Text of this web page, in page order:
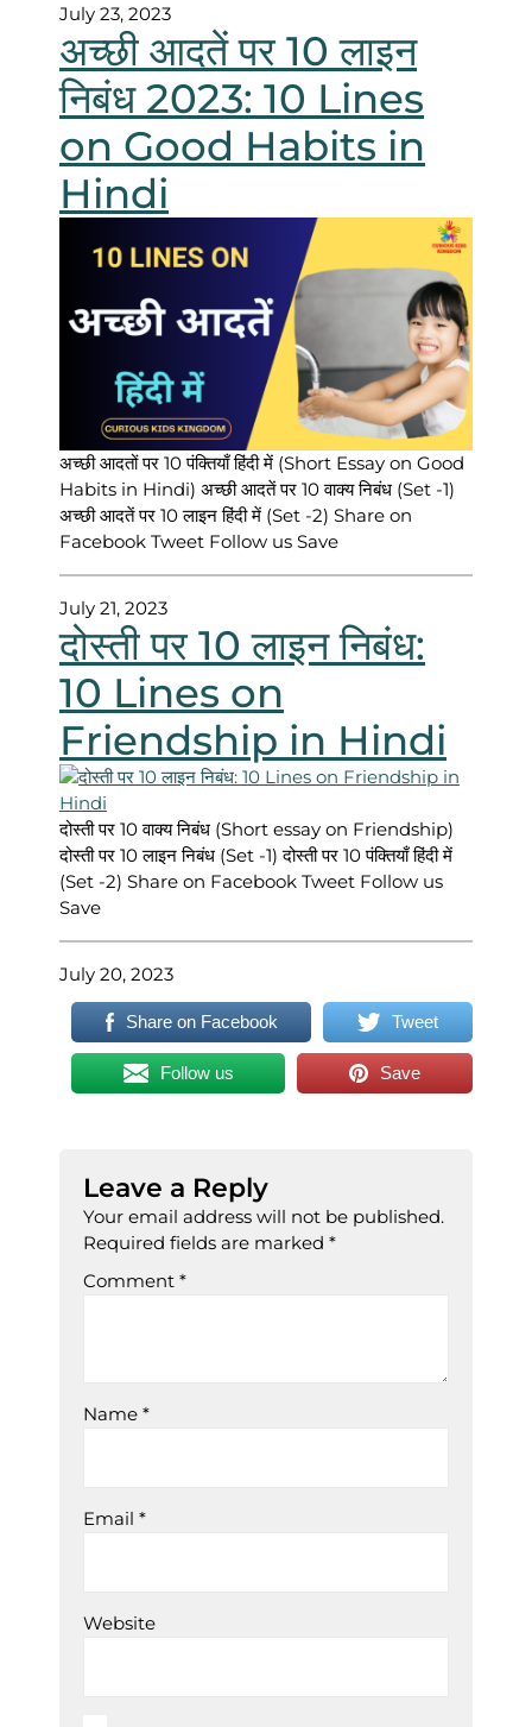
July 23, 2023
अच्छी आदतें पर 10 लाइन
निबंध 2023: 10 Lines
on Good Habits in
Hindi
अच्छी आदतों पर 10 पंक्तियाँ हिंदी में (Short Essay on Good
Habits in Hindi) अच्छी आदतें पर 10 वाक्य निबंध (Set -1)
अच्छी आदतें पर 10 लाइन हिंदी में (Set -2) Share on
Facebook Tweet Follow us Save
July 21, 2023
दोस्ती पर 10 लाइन निबंध:
10 Lines on
Friendship in Hindi
दोस्ती पर 10 वाक्य निबंध (Short essay on Friendship)
दोस्ती पर 10 लाइन निबंध (Set -1) दोस्ती पर 10 पंक्तियाँ हिंदी में
(Set -2) Share on Facebook Tweet Follow us
Save
July 20, 2023
Share on Facebook Tweet
Follow us Save
Leave a Reply
Your email address will not be published.
Required fields are marked *
Comment *
Name *
Email *
Website